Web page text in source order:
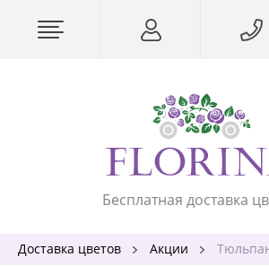
Бесплатная доставка
Доставка цветов Акции